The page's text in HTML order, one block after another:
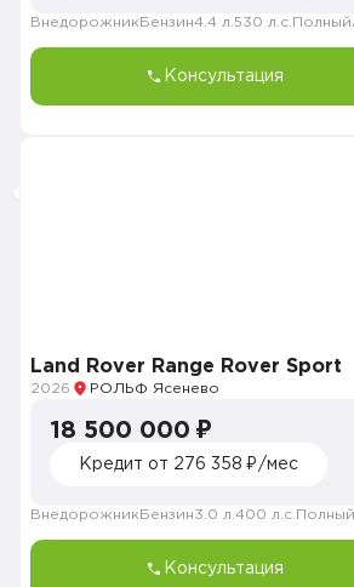
Внедорожник Бензин4.4 л. 530 л.с. Полный
Консультация
Land Rover Range Rover Sport
2026 РОЛЬФ Ясенево
18 500 000 ₽
Кредит от 276 358 ₽/мес
Внедорожник Бензин3.0 л. 400 л.с. Полный
Консультация